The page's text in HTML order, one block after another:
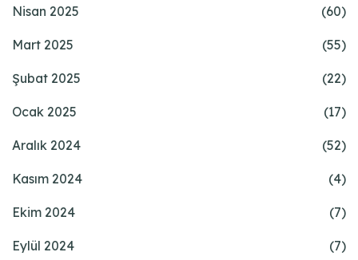
Nisan 2025 (60)
Mart 2025 (55)
Şubat 2025 (22)
Ocak 2025 (17)
Aralık 2024 (52)
Kasım 2024 (4)
Ekim 2024 (7)
Eylül 2024 (7)